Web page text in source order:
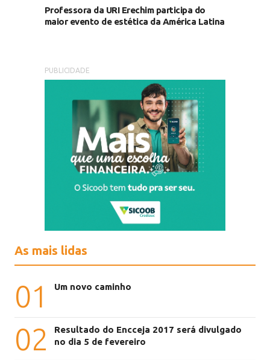
Professora da URI Erechim participa do
maior evento de estética da América Latina
PUBLICIDADE
As mais lidas
01 Um novo caminho
02
Resultado do Encceja 2017 será divulgado
no dia 5 de fevereiro